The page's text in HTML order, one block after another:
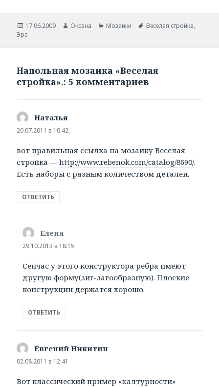
Опубликовано
17.06.2009 Автор
Оксана Рубрики
Мозаики Метки
Веселая стройка,
Эра
Напольная мозаика «Веселая
стройка».: 5 комментариев
Наталья
20.07.2011 в 10:42
вот правильная ссылка на мозаику Веселая
стройка —http://www.rebenok.com/catalog/8690/.
Есть наборы с разным количеством деталей.
ОТВЕТИТЬ
Елена
29.10.2013 в 18:15
Сейчас у этого конструктора ребра имеют
другую форму(зиг-загообразную). Плоские
конструкции держатся хорошо.
ОТВЕТИТЬ
Евгений Никитин
02.08.2011 в 12:41
Вот классический пример «халтурности»